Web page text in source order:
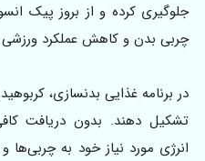
جلوگیری کرده و از بروز پیک
چربی بدن و کاهش عملکرد ورزشی
در برنامه غذایی بدنسازی،
تشکیل دهند. بدون دریافت
انرژی مورد نیاز خود به